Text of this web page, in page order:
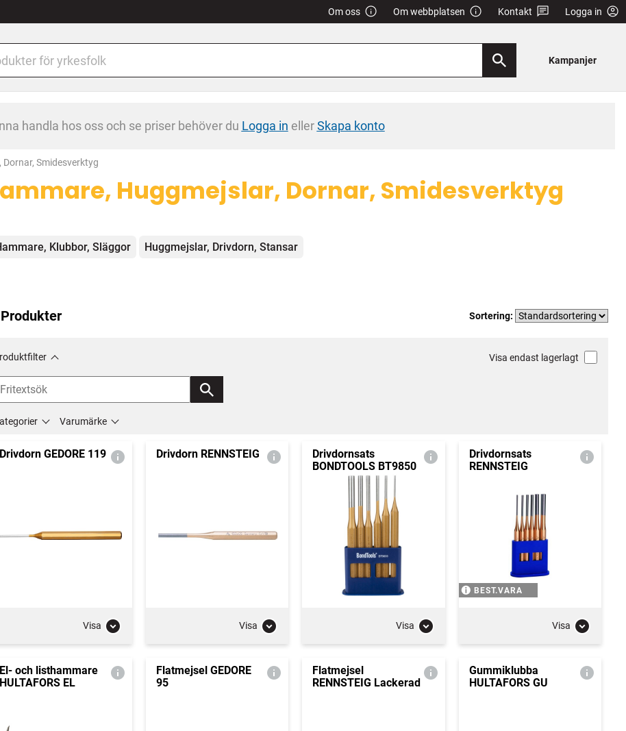
Om oss Om webbplatsen Kontakt Logga in
Kampanjer
handla hos oss och se priser behöver du Logga in ellerSkapa konto
Smidesverktyg
Huggmejslar, Dornar, Smidesverktyg
Klubbor, Släggor Huggmejslar, Drivdorn, Stansar
Sortering:
Visa endast lagerlagt
Varumärke
Drivdorn GEDORE 119
Visa
Drivdorn RENNSTEIG
Visa
Drivdornsats
BONDTOOLS BT9850
Visa
Drivdornsats
RENNSTEIG
BEST.VARA
Visa
El- och listhammare
HULTAFORS EL
Flatmejsel GEDORE
95
Flatmejsel
RENNSTEIG Lackerad
Gummiklubba
HULTAFORS GU